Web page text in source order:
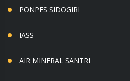
PONPES SIDOGIRI
IASS
AIR MINERAL SANTRI